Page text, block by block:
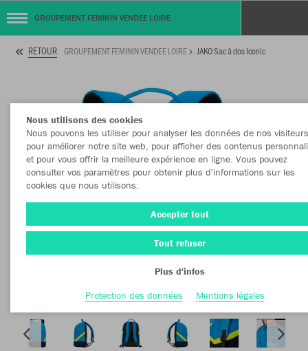
GROUPEMENT FEMININ VENDEE LOIRE
RETOUR GROUPEMENT FEMININ VENDEE LOIRE JAKO Sac à dos Iconic
Nous utilisons des cookies
Nous pouvons les utiliser pour analyser les données de nos
pour améliorer notre site web, pour afficher des contenus
et pour vous offrir la meilleure expérience en ligne. Vous pouvez
consulter vos paramètres pour obtenir plus d'informations sur les
cookies que nous utilisons.
Accepter tout
Tout refuser
Plus d'infos
Protection des données
Mentions légales